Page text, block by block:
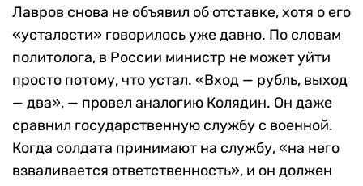
Лавров снова не объявил об отставке, хотя о его
«усталости» говорилось уже давно. По словам
политолога, в России министр не может уйти
просто потому, что устал. «Вход — рубль, выход
— два», — провел аналогию Колядин. Он даже
сравнил государственную службу с военной.
Когда солдата принимают на службу, «на него
взваливается ответственность», и он должен